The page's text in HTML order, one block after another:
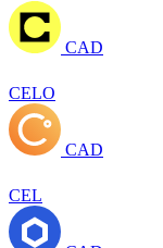
CAD
CELO
CAD
CEL